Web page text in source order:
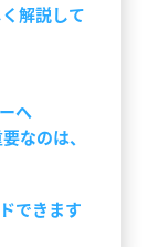
解説して
へ
なのは、
できます